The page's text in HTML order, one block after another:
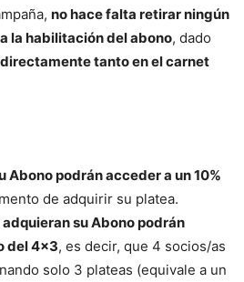
no hace falta retirar ningún
la habilitación del abono, dado
tanto en el carnet
Abono podrán acceder a un 10%
de adquirir su platea.
su Abono podrán
del 4×3, es decir, que 4 socios/as
solo 3 plateas (equivale a un